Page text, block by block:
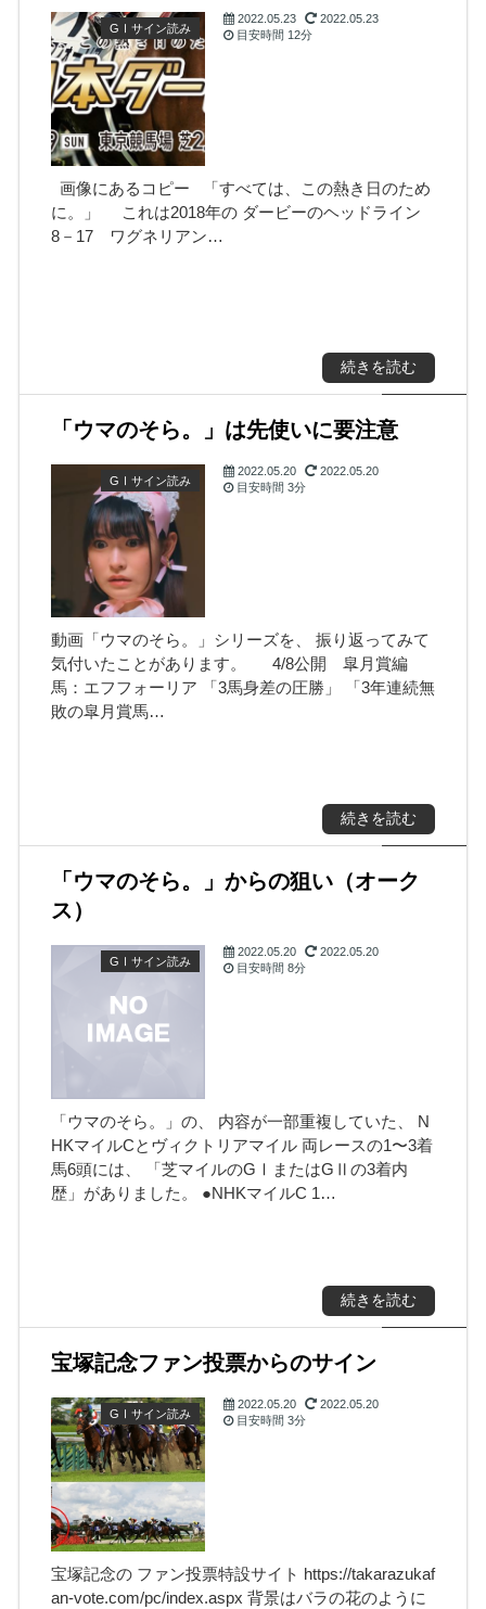
GⅠサイン読み
2022.05.23
2022.05.23
目安時間 12分
画像にあるコピー 「すべては、この熱き日のため
に。」 これは2018年の ダービーのヘッドライン
8－17 ワグネリアン…
続きを読む
「ウマのそら。」は先使いに要注意
GⅠサイン読み
2022.05.20
2022.05.20
目安時間3分
動画「ウマのそら。」シリーズを、 振り返ってみて
気付いたことがあります。 4/8公開 皐月賞編
馬：エフフォーリア 「3馬身差の圧勝」 「3年連続無
敗の皐月賞馬…
続きを読む
「ウマのそら。」からの狙い（オーク
ス）
GⅠサイン読み
2022.05.20
2022.05.20
目安時間8分
「ウマのそら。」の、 内容が一部重複していた、 N
HKマイルCとヴィクトリアマイル 両レースの1〜3着
馬6頭には、 「芝マイルのGⅠまたはGⅡの3着内
歴」がありました。 ●NHKマイルC 1…
続きを読む
宝塚記念ファン投票からのサイン
GⅠサイン読み
2022.05.20
2022.05.20
目安時間3分
宝塚記念の ファン投票特設サイト https://takarazukaf
an-vote.com/pc/index.aspx 背景はバラの花のように